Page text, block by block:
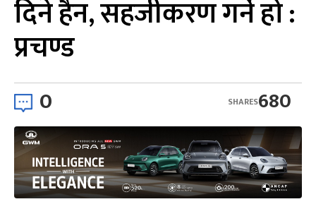
दिने हैन, सहजीकरण गर्ने हो :
प्रचण्ड
0 680
SHARES